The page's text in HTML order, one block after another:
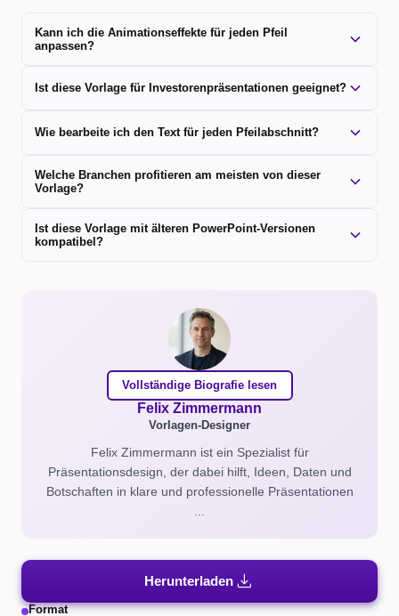
Kann ich die Animationseffekte für jeden Pfeil
anpassen?
Ist diese Vorlage für Investorenpräsentationen geeignet?
Wie bearbeite ich den Text für jeden Pfeilabschnitt?
Welche Branchen profitieren am meisten von dieser
Vorlage?
Ist diese Vorlage mit älteren PowerPoint-Versionen
kompatibel?
Vollständige Biografie lesen
Felix Zimmermann
Vorlagen-Designer
Felix Zimmermann ist ein Spezialist für
Präsentationsdesign, der dabei hilft, Ideen, Daten und
Botschaften in klare und professionelle Präsentationen
Herunterladen download
Format